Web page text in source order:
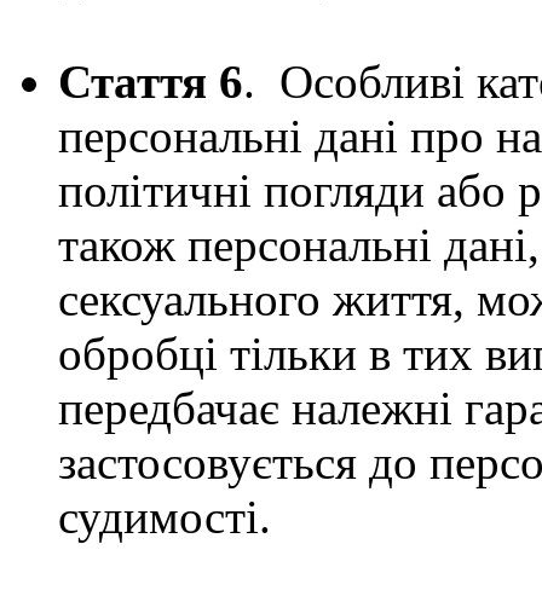
Стаття 6. Особливі
персональні дані про
політичні погляди або
також персональні
сексуального життя,
обробці тільки в тих
передбачає належні
застосовується до
судимості.